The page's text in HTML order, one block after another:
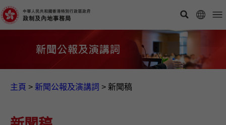
主頁 > 新聞公報及演講詞 > 新聞稿